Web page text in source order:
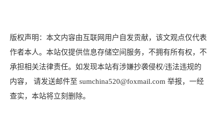
版权声明：本文内容由互联网用户自发贡献，该文观点仅代表
作者本人。本站仅提供信息存储空间服务，不拥有所有权，不
承担相关法律责任。如发现本站有涉嫌抄袭侵权/违法违规的
内容， 请发送邮件至 sumchina520@foxmail.com 举报，一经
查实，本站将立刻删除。